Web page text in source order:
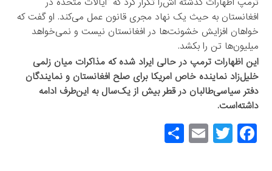
افغانستان به حیث یک نهاد مجری قانون عمل می‌کند. او گفت که
خواهان افزایش خشونت‌ها در افغانستان نیست و نمی‌خواهد
میلیون‌ها تن را بکشد.
این اظهارات ترمپ در حالی ایراد شده که مذاکرات میان زلمی
خلیل‌زاد نماینده خاص امریکا برای صلح افغانستان و نمایندگان
دفتر سیاسی‌طالبان در قطر بیش از یک‌سال به این‌طرف ادامه
داشته‌است.
F
a
T
wi
E
m